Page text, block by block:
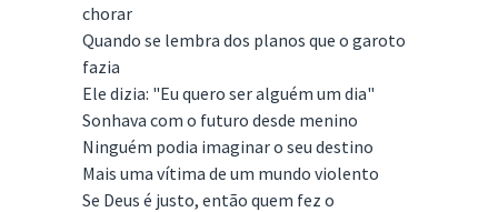
chorar
Quando se lembra dos planos que o garoto
fazia
Ele dizia: "Eu quero ser alguém um dia"
Sonhava com o futuro desde menino
Ninguém podia imaginar o seu destino
Mais uma vítima de um mundo violento
Se Deus é justo, então quem fez o